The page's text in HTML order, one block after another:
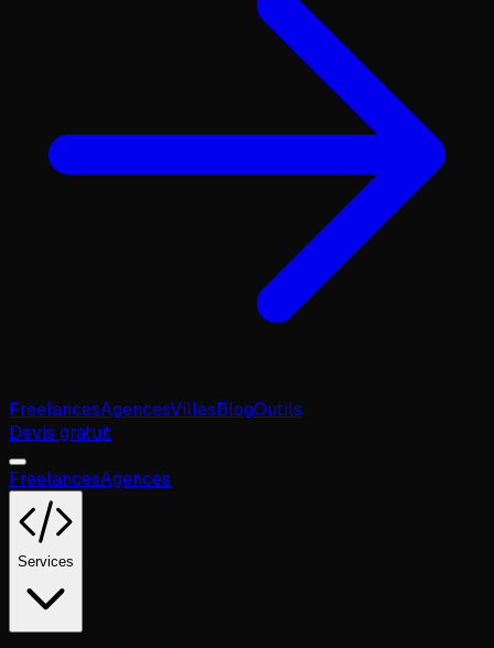
FreelancesAgencesVillesBlogOutils
Devis gratuit
FreelancesAgences
Services